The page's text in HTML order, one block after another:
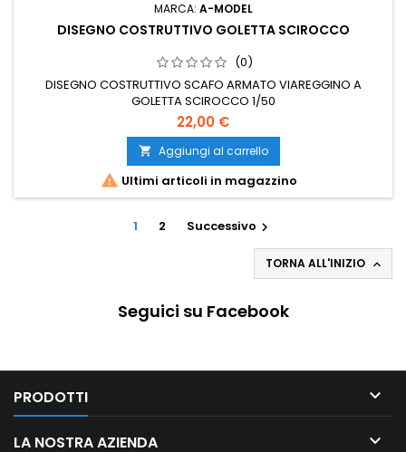
MARCA: A-MODEL
DISEGNO COSTRUTTIVO GOLETTA SCIROCCO
(0)
DISEGNO COSTRUTTIVO SCAFO ARMATO VIAREGGINO A
GOLETTA SCIROCCO 1/50
22,00 €
 Aggiungi al carrello
 Ultimi articoli in magazzino
1 2 Successivo 
TORNA ALL'INIZIO 
Seguici su Facebook
PRODOTTI 
LA NOSTRA AZIENDA 